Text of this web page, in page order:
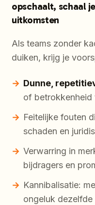
opschaalt, schaal
uitkomsten
Als teams zonder
duiken, krijg je
Dunne,
of betrokkenheid
Feitelijke fouten
schaden en
Verwarring in
bijdragers en
Kannibalisatie:
ongeluk